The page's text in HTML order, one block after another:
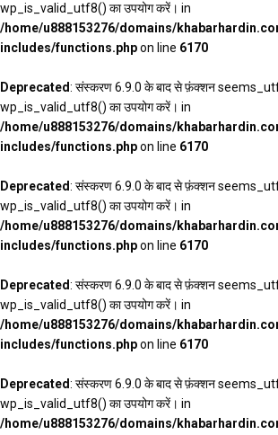
wp_is_valid_utf8() का उपयोग करें। in
/home/u888153276/domains/
includes/functions.phpon line 6170
Deprecated: संस्करण 6.9.0 के बाद से फ़ंक्शन
wp_is_valid_utf8() का उपयोग करें। in
/home/u888153276/domains/
includes/functions.phpon line 6170
Deprecated: संस्करण 6.9.0 के बाद से फ़ंक्शन
wp_is_valid_utf8() का उपयोग करें। in
/home/u888153276/domains/
includes/functions.phpon line 6170
Deprecated: संस्करण 6.9.0 के बाद से फ़ंक्शन
wp_is_valid_utf8() का उपयोग करें। in
/home/u888153276/domains/
includes/functions.phpon line 6170
Deprecated: संस्करण 6.9.0 के बाद से फ़ंक्शन
wp_is_valid_utf8() का उपयोग करें। in
/home/u888153276/domains/